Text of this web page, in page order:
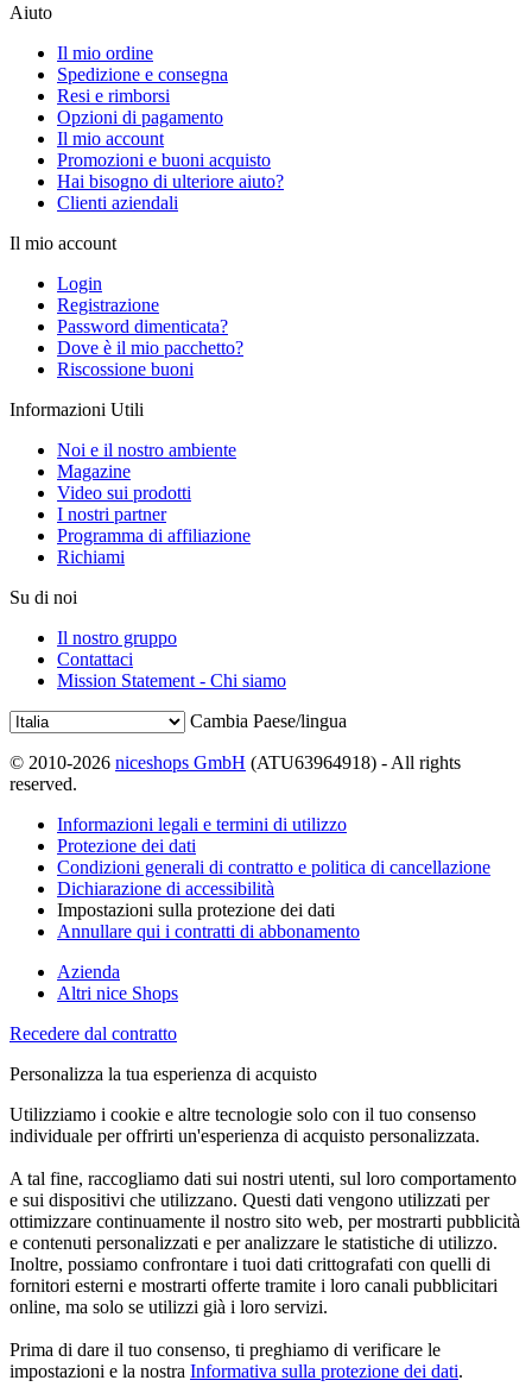
Aiuto
Il mio ordine
Spedizione e consegna
Resi e rimborsi
Opzioni di pagamento
Il mio account
Promozioni e buoni acquisto
Hai bisogno di ulteriore aiuto?
Clienti aziendali
Il mio account
Login
Registrazione
Password dimenticata?
Dove è il mio pacchetto?
Riscossione buoni
Informazioni Utili
Noi e il nostro ambiente
Magazine
Video sui prodotti
I nostri partner
Programma di affiliazione
Richiami
Su di noi
Il nostro gruppo
Contattaci
Mission Statement - Chi siamo
Cambia Paese/lingua
© 2010-2026 niceshops GmbH (ATU63964918) - All rights
reserved.
Informazioni legali e termini di utilizzo
Protezione dei dati
Condizioni generali di contratto e politica di cancellazione
Dichiarazione di accessibilità
Impostazioni sulla protezione dei dati
Annullare qui i contratti di abbonamento
Azienda
Altri nice Shops
Recedere dal contratto
Personalizza la tua esperienza di acquisto
Utilizziamo i cookie e altre tecnologie solo con il tuo consenso
individuale per offrirti un'esperienza di acquisto personalizzata.
A tal fine, raccogliamo dati sui nostri utenti, sul loro comportamento
e sui dispositivi che utilizzano. Questi dati vengono utilizzati per
ottimizzare continuamente il nostro sito web, per mostrarti pubblicità
e contenuti personalizzati e per analizzare le statistiche di utilizzo.
Inoltre, possiamo confrontare i tuoi dati crittografati con quelli di
fornitori esterni e mostrarti offerte tramite i loro canali pubblicitari
online, ma solo se utilizzi già i loro servizi.
Prima di dare il tuo consenso, ti preghiamo di verificare le
impostazioni e la nostra Informativa sulla protezione dei dati.